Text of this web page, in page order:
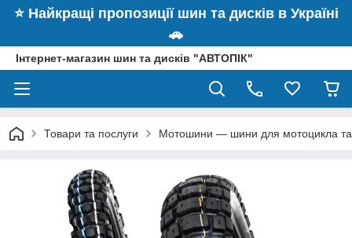
⭐️ Найкращі пропозиції шин та дисків в Україні
🚗
Інтернет-магазин шин та дисків "АВТОПІК"
Товари та послуги Мотошини — шини для мотоцикла та